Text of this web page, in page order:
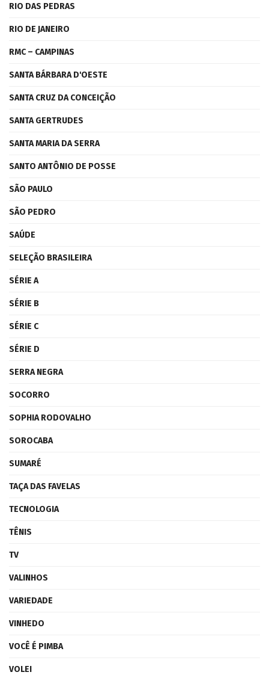
RIO DAS PEDRAS
RIO DE JANEIRO
RMC – CAMPINAS
SANTA BÁRBARA D'OESTE
SANTA CRUZ DA CONCEIÇÃO
SANTA GERTRUDES
SANTA MARIA DA SERRA
SANTO ANTÔNIO DE POSSE
SÃO PAULO
SÃO PEDRO
SAÚDE
SELEÇÃO BRASILEIRA
SÉRIE A
SÉRIE B
SÉRIE C
SÉRIE D
SERRA NEGRA
SOCORRO
SOPHIA RODOVALHO
SOROCABA
SUMARÉ
TAÇA DAS FAVELAS
TECNOLOGIA
TÊNIS
TV
VALINHOS
VARIEDADE
VINHEDO
VOCÊ É PIMBA
VOLEI